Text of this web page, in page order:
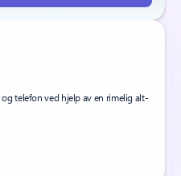
telefon ved hjelp av en rimelig alt-